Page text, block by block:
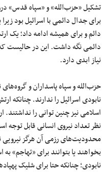
تشکیل «حزب‌الله» و «سپاه قدس»
برای جدال دائمی با اسرائیل بود
دائم و برای همیشه ادامه داد؛ یک
دائمی نگه داشت. این در حالیست
نیاز ابدی دارد.
حزب‌الله و سپاه پاسداران و
نابودی اسرائیل را ندارند.
اسلامی نیز چنین توانی را
نظر تعداد نیروی انسانی قابل توجه
محدودیت‌های رزمی آن هرگز
بخواهند یا بتوانند برای «تهاجم»
نابودی؛ چنانکه حتا برای شلیک